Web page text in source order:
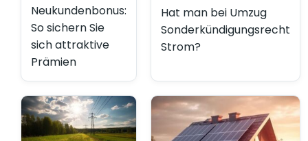
Neukundenbonus:
So sichern Sie
sich attraktive
Prämien
Hat man bei Umzug
Sonderkündigungsrecht
Strom?